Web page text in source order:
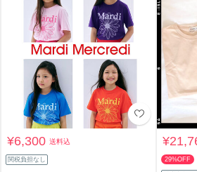
¥6,300送料込
関税負担なし 29%OFF